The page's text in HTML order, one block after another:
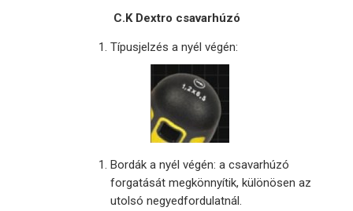
C.K Dextro csavarhúzó
Típusjelzés a nyél végén:
Bordák a nyél végén: a csavarhúzó
forgatását megkönnyítik, különösen az
utolsó negyedfordulatnál.